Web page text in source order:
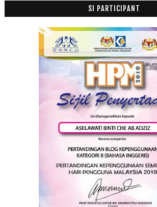
SI PARTICIPANT